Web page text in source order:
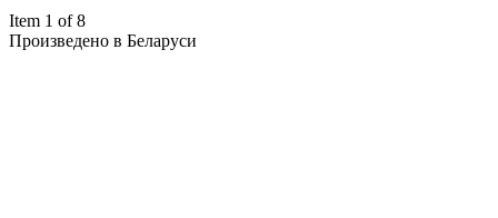
Item 1 of 8
Произведено в Беларуси